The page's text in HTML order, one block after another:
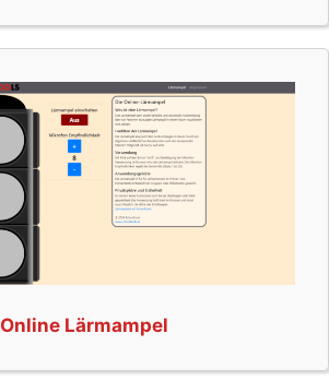
Online Lärmampel